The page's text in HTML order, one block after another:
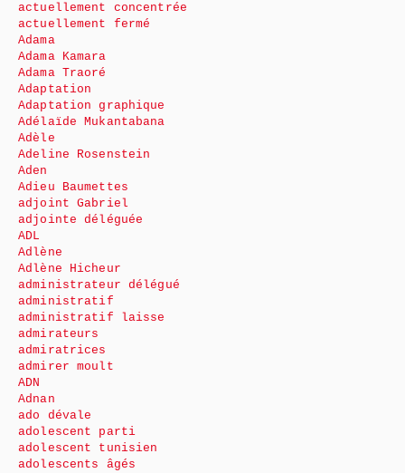
actuellement concentrée
actuellement fermé
Adama
Adama Kamara
Adama Traoré
Adaptation
Adaptation graphique
Adélaïde Mukantabana
Adèle
Adeline Rosenstein
Aden
Adieu Baumettes
adjoint Gabriel
adjointe déléguée
ADL
Adlène
Adlène Hicheur
administrateur délégué
administratif
administratif laisse
admirateurs
admiratrices
admirer moult
ADN
Adnan
ado dévale
adolescent parti
adolescent tunisien
adolescents âgés